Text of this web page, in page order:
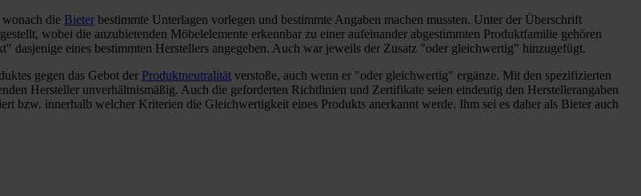
die Bieter bestimmte Unterlagen vorlegen und bestimmte Angaben machen mussten. Unter der Überschrift
wobei die anzubietenden Möbelelemente erkennbar zu einer aufeinander abgestimmten Produktfamilie gehören
dasjenige eines bestimmten Herstellers angegeben. Auch war jeweils der Zusatz "oder gleichwertig" hinzugefügt.
gegen das Gebot der Produktneutralität verstoße, auch wenn er "oder gleichwertig" ergänze. Mit den spezifizierten
Hersteller unverhältnismäßig. Auch die geforderten Richtlinien und Zertifikate seien eindeutig den Herstellerangaben
bzw. innerhalb welcher Kriterien die Gleichwertigkeit eines Produkts anerkannt werde. Ihm sei es daher als Bieter auch